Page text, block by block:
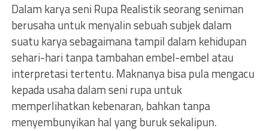
Dalam karya seni Rupa Realistik seorang seniman
berusaha untuk menyalin sebuah subjek dalam
suatu karya sebagaimana tampil dalam kehidupan
sehari-hari tanpa tambahan embel-embel atau
interpretasi tertentu. Maknanya bisa pula mengacu
kepada usaha dalam seni rupa untuk
memperlihatkan kebenaran, bahkan tanpa
menyembunyikan hal yang buruk sekalipun.